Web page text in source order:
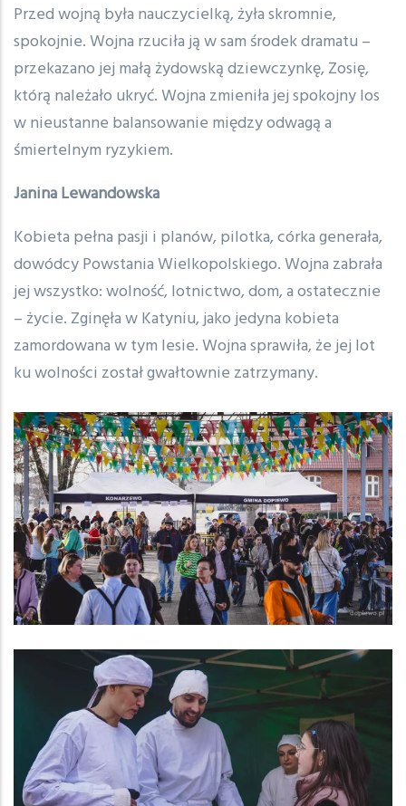
Przed wojną była nauczycielką, żyła skromnie,
spokojnie. Wojna rzuciła ją w sam środek dramatu –
przekazano jej małą żydowską dziewczynkę, Zosię,
którą należało ukryć. Wojna zmieniła jej spokojny los
w nieustanne balansowanie między odwagą a
śmiertelnym ryzykiem.
Janina Lewandowska
Kobieta pełna pasji i planów, pilotka, córka generała,
dowódcy Powstania Wielkopolskiego. Wojna zabrała
jej wszystko: wolność, lotnictwo, dom, a ostatecznie
– życie. Zginęła w Katyniu, jako jedyna kobieta
zamordowana w tym lesie. Wojna sprawiła, że jej lot
ku wolności został gwałtownie zatrzymany.